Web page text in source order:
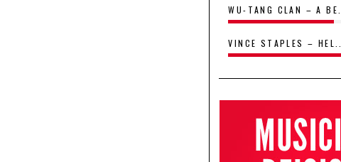
WU-TANG CLAN – A
VINCE STAPLES – HEL...